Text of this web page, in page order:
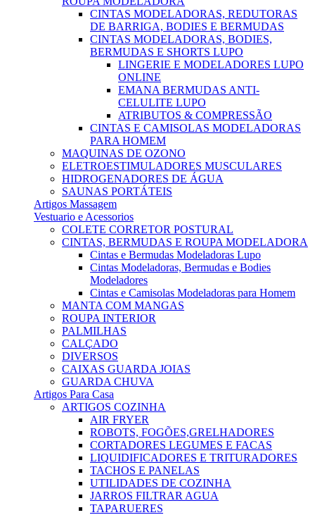
CINTAS MODELADORAS, REDUTORAS
DE BARRIGA, BODIES E BERMUDAS
CINTAS MODELADORAS, BODIES,
BERMUDAS E SHORTS LUPO
LINGERIE E MODELADORES LUPO
ONLINE
EMANA BERMUDAS ANTI-
CELULITE LUPO
ATRIBUTOS & COMPRESSÃO
CINTAS E CAMISOLAS MODELADORAS
PARA HOMEM
MAQUINAS DE OZONO
ELETROESTIMULADORES MUSCULARES
HIDROGENADORES DE ÁGUA
SAUNAS PORTÁTEIS
Artigos Massagem
Vestuario e Acessorios
COLETE CORRETOR POSTURAL
CINTAS, BERMUDAS E ROUPA MODELADORA
Cintas e Bermudas Modeladoras Lupo
Cintas Modeladoras, Bermudas e Bodies
Modeladores
Cintas e Camisolas Modeladoras para Homem
MANTA COM MANGAS
ROUPA INTERIOR
PALMILHAS
CALÇADO
DIVERSOS
CAIXAS GUARDA JOIAS
GUARDA CHUVA
Artigos Para Casa
ARTIGOS COZINHA
AIR FRYER
ROBOTS, FOGÕES,GRELHADORES
CORTADORES LEGUMES E FACAS
LIQUIDIFICADORES E TRITURADORES
TACHOS E PANELAS
UTILIDADES DE COZINHA
JARROS FILTRAR AGUA
TAPARUERES